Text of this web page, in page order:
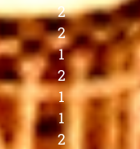
2
2
1
2
1
1
2